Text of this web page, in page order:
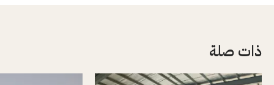
ذات صلة